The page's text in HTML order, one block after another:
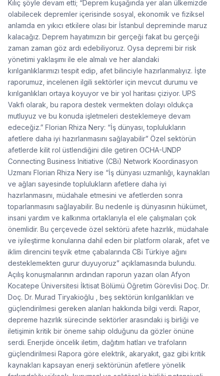
Kılıç şöyle devam etti; “Deprem kuşağında yer alan ülkemizde
olabilecek depremler içerisinde sosyal, ekonomik ve fiziksel
anlamda en yıkıcı etkilere olası bir İstanbul depreminde maruz
kalacağız. Deprem hayatımızın bir gerçeği fakat bu gerçeği
zaman zaman göz ardı edebiliyoruz. Oysa depremi bir risk
yönetimi yaklaşımı ile ele almalı ve her alandaki
kırılganlıklarımızı tespit edip, afet bilinciyle hazırlanmalıyız. İşte
raporumuz, incelenen ilgili sektörler için mevcut durumu ve
kırılganlıkları ortaya koyuyor ve bir yol haritası çiziyor. UPS
Vakfı olarak, bu rapora destek vermekten dolayı oldukça
mutluyuz ve bu konuda işletmeleri desteklemeye devam
edeceğiz.” Florian Rhiza Nery: “İş dünyası, toplulukların
afetlere daha iyi hazırlanmasını sağlayabilir” Özel sektörün
afetlerde kilit rol üstlendiğini dile getiren OCHA-UNDP
Connecting Business Initiative (CBi) Network Koordinasyon
Uzmanı Florian Rhiza Nery ise “İş dünyası uzmanlığı, kaynakları
ve ağları sayesinde toplulukların afetlere daha iyi
hazırlanmasını, müdahale etmesini ve afetlerden sonra
toparlanmasını sağlayabilir. Bu nedenle iş dünyasının hükümet,
insani yardım ve kalkınma ortaklarıyla el ele çalışmaları çok
önemlidir. Bu çerçevede özel sektörü afete hazırlık, müdahale
ve iyileştirme konularına dahil eden bir platform olarak, afet ve
iklim direncini teşvik etme çabalarında CBi Türkiye ağını
desteklemekten gurur duyuyoruz” açıklamasında bulundu.
Açılış konuşmalarının ardından raporun yazarı olan Afyon
Kocatepe Üniversitesi İktisat Bölümü Öğretim Görevlisi Doç. Dr.
Doç. Dr. Murad Tiryakioğlu , beş sektörün kırılganlıkları ve
güçlendirilmesi gereken alanları hakkında bilgi verdi. Rapor,
depreme hazırlık sürecinde sektörler arasındaki iş birliği ve
iletişimin kritik bir öneme sahip olduğunu da gözler önüne
serdi. Enerjide öncelik iletim, dağıtım hatları ve trafoların
güçlendirilmesi Rapora göre elektrik, akaryakıt, gaz gibi kritik
kaynakları kapsayan enerji sektörünün afetlere yönelik